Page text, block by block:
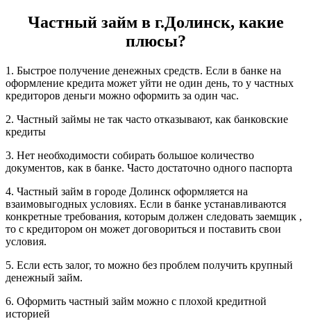
Частный займ в г.Долинск, какие
плюсы?
1. Быстрое получение денежных средств. Если в банке на
оформление кредита может уйти не один день, то у частных
кредиторов деньги можно оформить за один час.
2. Частный займы не так часто отказывают, как банковские
кредиты
3. Нет необходимости собирать большое количество
документов, как в банке. Часто достаточно одного паспорта
4. Частный займ в городе Долинск оформляется на
взаимовыгодных условиях. Если в банке устанавливаются
конкретные требования, которым должен следовать заемщик ,
то с кредитором он может договориться и поставить свои
условия.
5. Если есть залог, то можно без проблем получить крупный
денежный займ.
6. Оформить частный займ можно с плохой кредитной
историей